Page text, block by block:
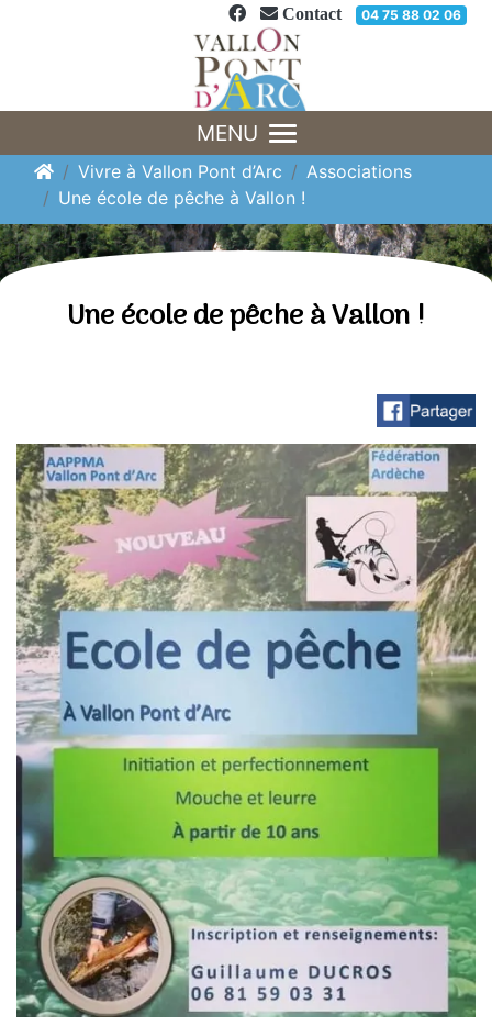
Contact 04 75 88 02 06
MENU
Vivre à Vallon Pont d’Arc
Associations
Une école de pêche à Vallon !
Une école de pêche à Vallon !
Panneau de gestion des cookies